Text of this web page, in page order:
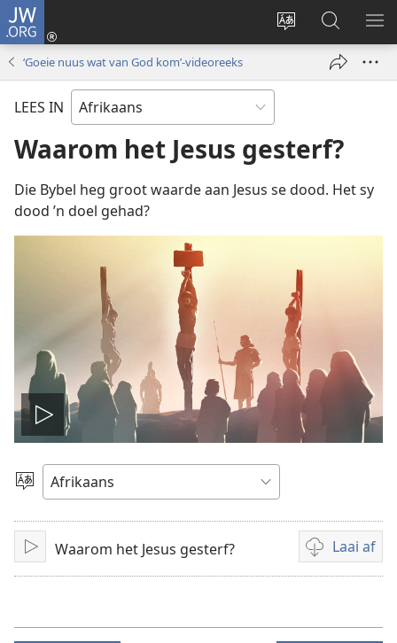
JW.ORG
Verander
Meld
aan
venster
Soek
op
JW.ORG
‘Goeie nuus wat van God kom’-videoreeks
LEES IN
Waarom het Jesus gesterf?
Die Bybel heg groot waarde aan Jesus se dood. Het sy
dood ’n doel gehad?
Speel
video
Kies
SpeelWaarom het Jesus gesterf? Laai af
Aflaai-
opsies